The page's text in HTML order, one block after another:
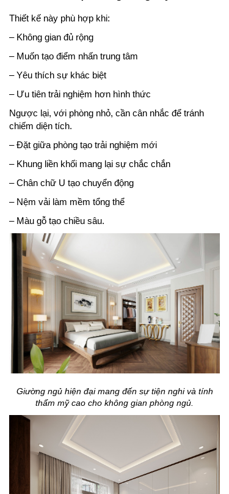
Thiết kế này phù hợp khi:
– Không gian đủ rộng
– Muốn tạo điểm nhấn trung tâm
– Yêu thích sự khác biệt
– Ưu tiên trải nghiệm hơn hình thức
Ngược lại, với phòng nhỏ, cần cân nhắc để tránh
chiếm diện tích.
– Đặt giữa phòng tạo trải nghiệm mới
– Khung liền khối mang lại sự chắc chắn
– Chân chữ U tạo chuyển động
– Nệm vải làm mềm tổng thể
– Màu gỗ tạo chiều sâu.
Giường ngủ hiện đại mang đến sự tiện nghi và tính
thẩm mỹ cao cho không gian phòng ngủ.